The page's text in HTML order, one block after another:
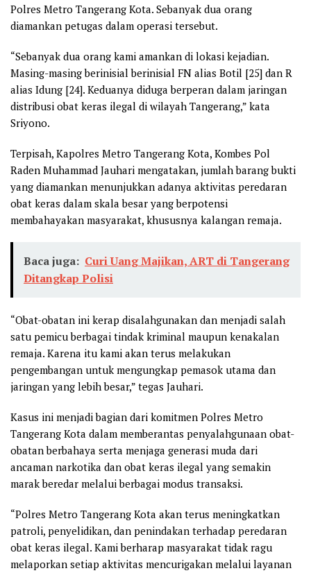
Polres Metro Tangerang Kota. Sebanyak dua orang
diamankan petugas dalam operasi tersebut.
“Sebanyak dua orang kami amankan di lokasi kejadian.
Masing-masing berinisial berinisial FN alias Botil [25] dan R
alias Idung [24]. Keduanya diduga berperan dalam jaringan
distribusi obat keras ilegal di wilayah Tangerang,” kata
Sriyono.
Terpisah, Kapolres Metro Tangerang Kota, Kombes Pol
Raden Muhammad Jauhari mengatakan, jumlah barang bukti
yang diamankan menunjukkan adanya aktivitas peredaran
obat keras dalam skala besar yang berpotensi
membahayakan masyarakat, khususnya kalangan remaja.
Baca juga: Curi Uang Majikan, ART di Tangerang
Ditangkap Polisi
“Obat-obatan ini kerap disalahgunakan dan menjadi salah
satu pemicu berbagai tindak kriminal maupun kenakalan
remaja. Karena itu kami akan terus melakukan
pengembangan untuk mengungkap pemasok utama dan
jaringan yang lebih besar,” tegas Jauhari.
Kasus ini menjadi bagian dari komitmen Polres Metro
Tangerang Kota dalam memberantas penyalahgunaan obat-
obatan berbahaya serta menjaga generasi muda dari
ancaman narkotika dan obat keras ilegal yang semakin
marak beredar melalui berbagai modus transaksi.
“Polres Metro Tangerang Kota akan terus meningkatkan
patroli, penyelidikan, dan penindakan terhadap peredaran
obat keras ilegal. Kami berharap masyarakat tidak ragu
melaporkan setiap aktivitas mencurigakan melalui layanan